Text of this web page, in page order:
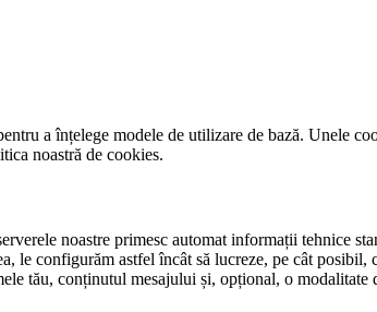
a înțelege modele de utilizare de bază. Unele
noastră de cookies.
noastre primesc automat informații tehnice
configurăm astfel încât să lucreze, pe cât
tău, conținutul mesajului și, opțional, o modalitate